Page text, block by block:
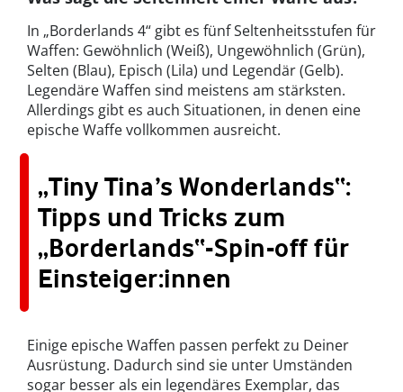
In „Borderlands 4“ gibt es fünf Seltenheitsstufen für
Waffen: Gewöhnlich (Weiß), Ungewöhnlich (Grün),
Selten (Blau), Episch (Lila) und Legendär (Gelb).
Legendäre Waffen sind meistens am stärksten.
Allerdings gibt es auch Situationen, in denen eine
epische Waffe vollkommen ausreicht.
„Tiny Tina’s Wonderlands“:
Tipps und Tricks zum
„Borderlands“-Spin-off für
Einsteiger:innen
Einige epische Waffen passen perfekt zu Deiner
Ausrüstung. Dadurch sind sie unter Umständen
sogar besser als ein legendäres Exemplar, das